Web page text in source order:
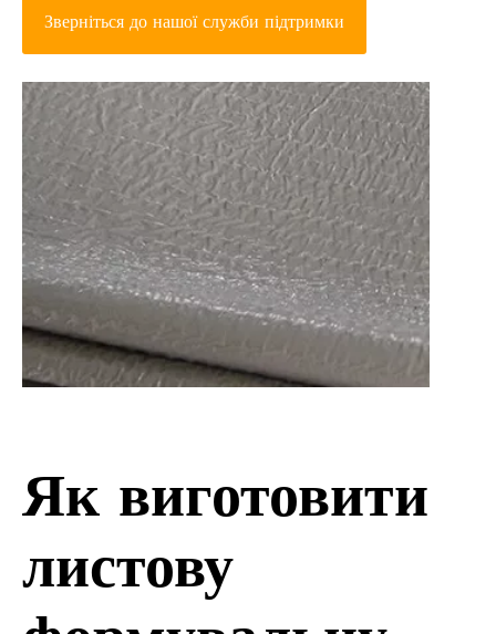
Зверніться до нашої служби підтримки
Як виготовити
листову